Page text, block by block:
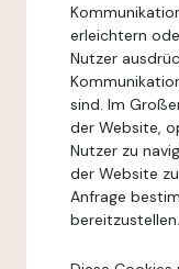
erleichtern
Nutzer
sind. Im
der Website,
Nutzer zu
der Website
Anfrage
bereitzustellen.